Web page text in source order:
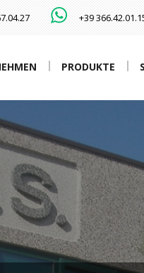
+39
PRODUKTE